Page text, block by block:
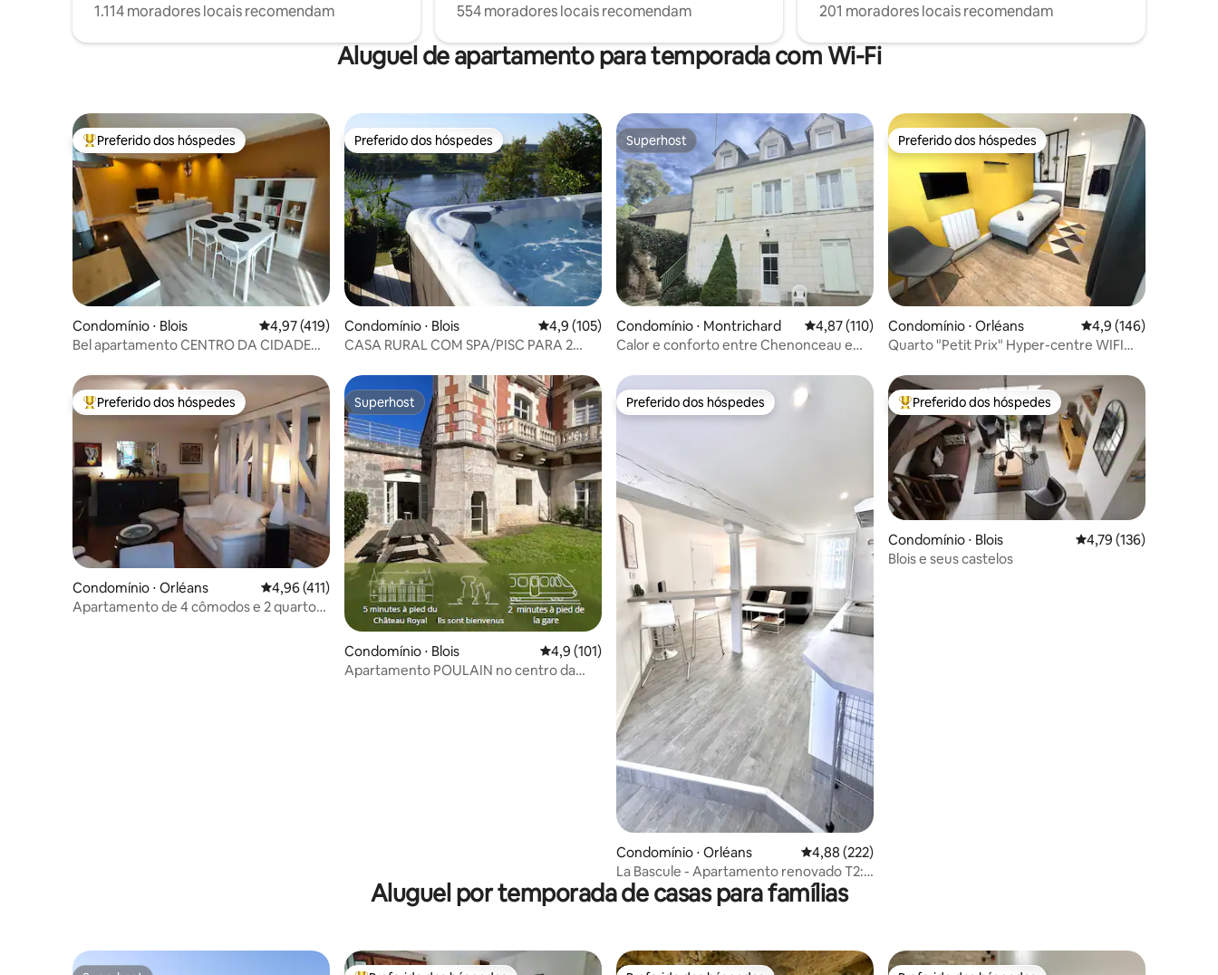
1.114 moradores locais recomendam
554 moradores locais recomendam
201 moradores locais recomendam
Aluguel de apartamento para temporada com Wi-Fi
Entre os melhores preferidos dos hóspedes
Preferido dos hóspedes
Condomínio ⋅ Blois 4,97 de uma avaliação média de 5, 419 avaliações
4,97 (419)
Bel apartamento CENTRO DA CIDADE
Preferido dos hóspedes
Preferido dos hóspedes
Condomínio ⋅ Blois 4,9 de uma avaliação média de 5, 105 avaliações
4,9 (105)
CASA RURAL COM SPA/PISC PARA 2
LOIRE
Superhost
Superhost
Condomínio ⋅ Montrichard 4,87 de uma avaliação média de 5, 110 avaliações
4,87 (110)
Calor e conforto entre Chenonceau e
Preferido dos hóspedes
Preferido dos hóspedes
Condomínio ⋅ Orléans 4,9 de uma avaliação
4,9 (146)
Quarto "Petit Prix" Hyper-centre WIFI
Entre os melhores preferidos dos hóspedes
Preferido dos hóspedes
Condomínio ⋅ Orléans 4,96 de uma avaliação média de 5, 411 avaliações
4,96 (411)
Apartamento de 4 cômodos e 2 quartos
Superhost
Superhost
Condomínio ⋅ Blois 4,9 de uma avaliação média de 5, 101 avaliações
4,9 (101)
Apartamento POULAIN no centro da
Preferido dos hóspedes
Preferido dos hóspedes
Condomínio ⋅ Orléans 4,88 de uma avaliação média de 5, 222 avaliações
4,88 (222)
La Bascule - Apartamento renovado T2:
4 pessoas
Entre os melhores preferidos dos hóspedes
Preferido dos hóspedes
Condomínio ⋅ Blois 4,79 de uma avaliação
4,79 (136)
Blois e seus castelos
Aluguel por temporada de casas para famílias